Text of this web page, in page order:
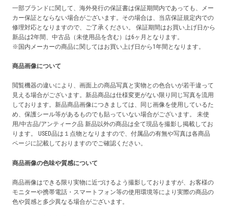
一部ブランドに関して、海外発行の保証書は保証期間内であっても、メー
カー保証とならない場合がございます。その場合は、当店保証規定内での
修理対応となりますので、ご了承ください。 保証期間はお買い上げ日から
新品は2年間、中古品（未使用品を含む）は6ヶ月となります。
※国内メーカーの商品に関してはお買い上げ日から1年間となります。
商品画像について
閲覧機器の違いにより、画面上の商品写真と実物との色合いが若干違って
見える場合がございます。新品商品は仕様変更がない限り同じ写真を流用
しております。新品商品画像につきましては、同じ画像を使用しているた
め、保護シール等があるものでも貼っていない場合がございます。 未使
用/中古品/アンティーク品 新品以外の商品は全て現品を撮影し掲載してお
ります。 USED品は１点物となりますので、付属品の有無や写真は各商品
ページに記載しておりますのでご確認ください。
商品画像の色味や質感について
商品画像はできる限り実物に近づけるよう撮影しておりますが、お客様の
モニターや携帯電話・スマートフォン等の使用環境等により実際の商品の
色や質感と多少異なる場合がございます。